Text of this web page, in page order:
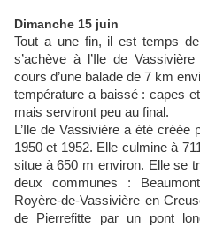
Dimanche 15 juin
Tout a une fin, il est temps
s’achève à l’Ile de
cours d’une balade de 7 km
température a baissé : capes
mais serviront peu au final.
L’Ile de Vassivière a été
1950 et 1952. Elle culmine à
situe à 650 m environ. Elle se
deux communes :
Royère-de-Vassivière en
de Pierrefitte par un pont